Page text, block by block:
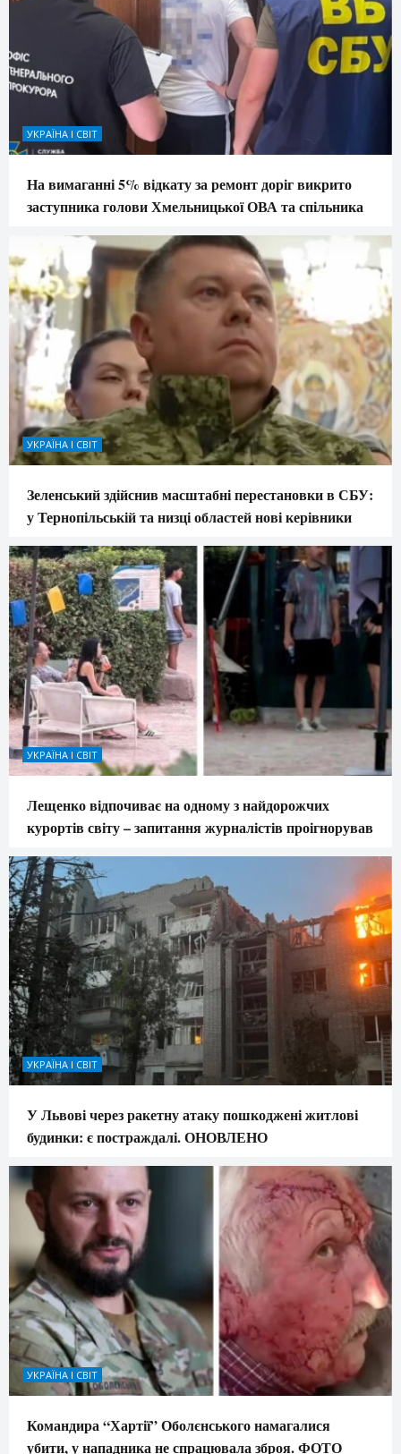
УКРАЇНА І СВІТ
На вимаганні 5% відкату за ремонт доріг викрито
заступника голови Хмельницької ОВА та спільника
УКРАЇНА І СВІТ
Зеленський здійснив масштабні перестановки в СБУ:
у Тернопільській та низці областей нові керівники
УКРАЇНА І СВІТ
Лещенко відпочиває на одному з найдорожчих
курортів світу – запитання журналістів проігнорував
УКРАЇНА І СВІТ
У Львові через ракетну атаку пошкоджені житлові
будинки: є постраждалі. ОНОВЛЕНО
УКРАЇНА І СВІТ
Командира “Хартії” Оболєнського намагалися
убити, у нападника не спрацювала зброя. ФОТО